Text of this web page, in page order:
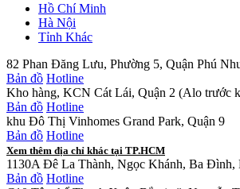
Hồ Chí Minh
Hà Nội
Tỉnh Khác
82 Phan Đăng Lưu, Phường 5, Quận Phú
Bản đồ Hotline
Kho hàng, KCN Cát Lái, Quận 2 (Alo trước
Bản đồ Hotline
khu Đô Thị Vinhomes Grand Park, Quận 9
Bản đồ Hotline
Xem thêm địa chỉ khác tại TP.HCM
1130A Đê La Thành, Ngọc Khánh, Ba Đình,
Bản đồ Hotline